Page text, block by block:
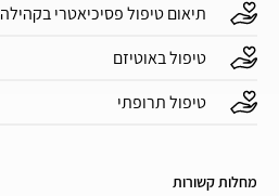
תיאום טיפול פסיכיאטרי בקהילה
טיפול באוטיזם
טיפול תרופתי
מחלות קשורות